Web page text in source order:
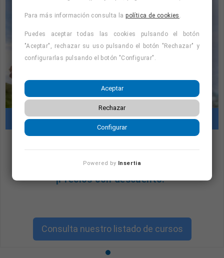
Cursos con prácticas en empresas
consulta la oferta formativa disponible.
¡Precios con descuento!"
Consulta nuestro listado de cursos
Para más información consulta lapolítica de cookies .
Puedes aceptar todas las cookies pulsando el botón
"Aceptar", rechazar su uso pulsando el botón "Rechazar" y
configurarlas pulsando el botón "Configurar".
Aceptar
Rechazar
Configurar
Powered by Insertia